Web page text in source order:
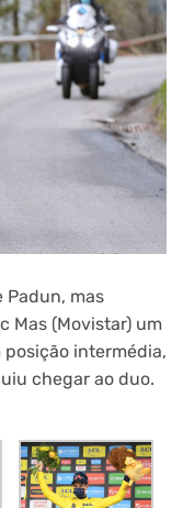
Padun, mas
Mas (Movistar) um
intermédia,
chegar ao duo.